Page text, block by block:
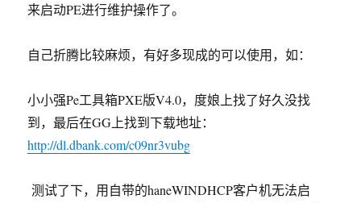
来启动PE进行维护操作了。
自己折腾比较麻烦，有好多现成的可以使用，如：
小小强Pe工具箱PXE版V4.0，度娘上找了好久没找
到，最后在GG上找到下载地址：
http://dl.dbank.com/c09nr3vubg
测试了下，用自带的haneWINDHCP客户机无法启